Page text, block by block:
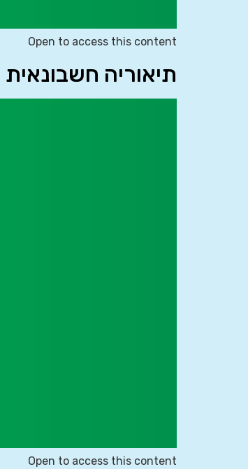
Open to access this content
תיאוריה חשבונאית
Open to access this content